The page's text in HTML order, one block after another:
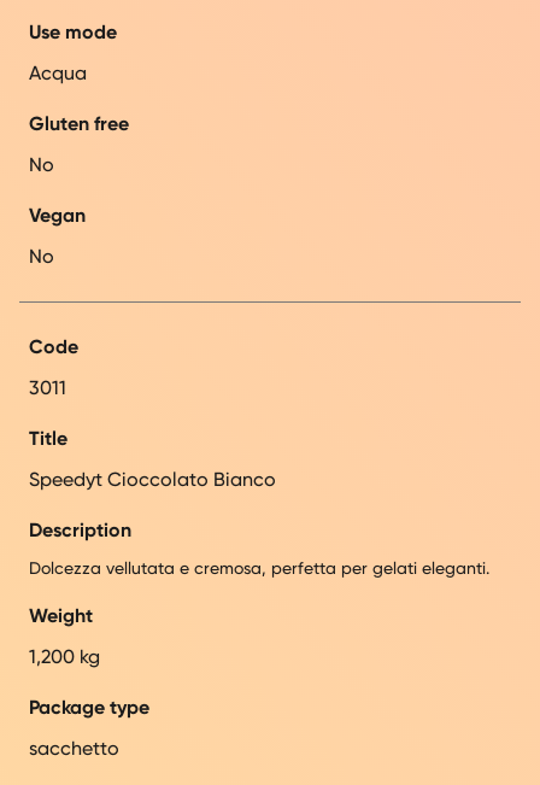
Use mode
Acqua
Gluten free
No
Vegan
No
Code
3011
Title
Speedyt Cioccolato Bianco
Description
Dolcezza vellutata e cremosa, perfetta per gelati eleganti.
Weight
1,200 kg
Package type
sacchetto